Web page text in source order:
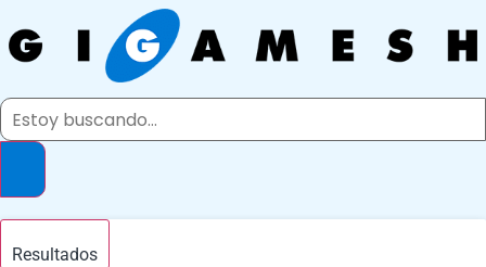
al
contenido
Search
Resultados